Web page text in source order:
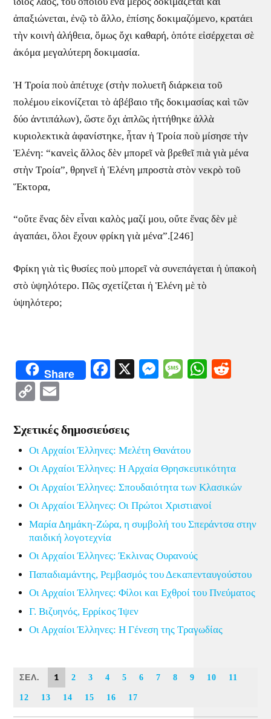
ἀπαξιώνεται, ἐνῷ τὸ ἄλλο, ἐπίσης δοκιμαζόμενο, κρατάει
τὴν κοινὴ ἀλήθεια, ὅμως ὄχι καθαρή, ὁπότε εἰσέρχεται σὲ
ἀκόμα μεγαλύτερη δοκιμασία.
Ἡ Τροία ποὺ ἀπέτυχε (στὴν πολυετῆ διάρκεια τοῦ
πολέμου εἰκονίζεται τὸ ἀβέβαιο τῆς δοκιμασίας καὶ τῶν
δύο ἀντιπάλων), ὥστε ὄχι ἁπλῶς ἡττήθηκε ἀλλὰ
κυριολεκτικὰ ἀφανίστηκε, ἦταν ἡ Τροία ποὺ μίσησε τὴν
Ἑλένη: “κανεὶς ἄλλος δὲν μπορεῖ νὰ βρεθεῖ πιὰ γιὰ μένα
στὴν Τροία”, θρηνεῖ ἡ Ἑλένη μπροστὰ στὸν νεκρὸ τοῦ
Ἕκτορα,
“οὔτε ἕνας δὲν εἶναι καλὸς μαζί μου, οὔτε ἕνας δὲν μὲ
ἀγαπάει, ὅλοι ἔχουν φρίκη γιὰ μένα”.[246]
Φρίκη γιὰ τὶς θυσίες ποὺ μπορεῖ νὰ συνεπάγεται ἡ ὑπακοὴ
στὸ ὑψηλότερο. Πῶς σχετίζεται ἡ Ἑλένη μὲ τὸ
ὑψηλότερο;
Share Facebook
X Messenger
Message
Copy
Σχετικές δημοσιεύσεις
Οι Αρχαίοι Έλληνες: Μελέτη Θανάτου
Οι Αρχαίοι Έλληνες: Η Αρχαία Θρησκευτικότητα
Οι Αρχαίοι Έλληνες: Σπουδαιότητα των Κλασικών
Οι Αρχαίοι Έλληνες: Οι Πρώτοι Χριστιανοί
Μαρία Δημάκη-Ζώρα, η συμβολή του Σπεράντσα στην
παιδική λογοτεχνία
Οι Αρχαίοι Έλληνες: Έκλινας Ουρανούς
Παπαδιαμάντης, Ρεμβασμός του Δεκαπενταυγούστου
Οι Αρχαίοι Έλληνες: Φίλοι και Εχθροί του Πνεύματος
Γ. Βιζυηνός, Ερρίκος Ίψεν
Οι Αρχαίοι Έλληνες: Η Γένεση της Τραγωδίας
ΣΕΛ. 1 2 3 4 5 6 7 8 9 10 11
12 13 14 15 16 17